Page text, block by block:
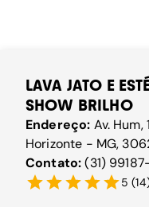
LAVA JATO E
SHOW BRILHO
Endereço: Av.
Horizonte - MG,
Contato:(31)
5 (14